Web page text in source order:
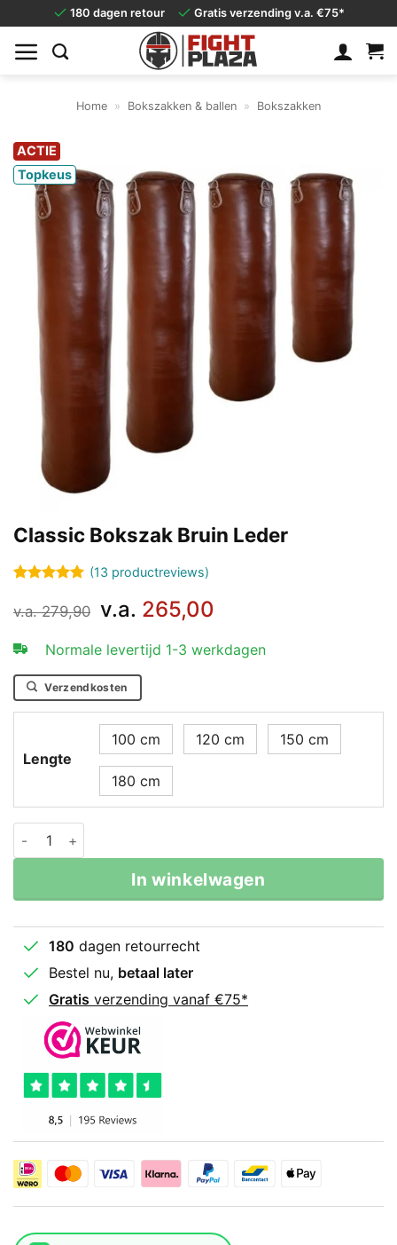
naar
inhoud
180 dagen retour Gratis verzending v.a. €75*
Home » Bokszakken & ballen » Bokszakken
ACTIE
Topkeus
Classic Bokszak Bruin Leder
5op 5
gebaseerd
waarderingen
(13 productreviews)
v.a.279,90 v.a. 265,00
Normale levertijd 1-3 werkdagen
Verzendkosten
Lengte
100 cm 120 cm 150 cm
180 cm
Classic Bokszak Bruin Leder aantal
In winkelwagen
180 dagen retourrecht
Bestel nu, betaal later
Gratis verzending vanaf €75*